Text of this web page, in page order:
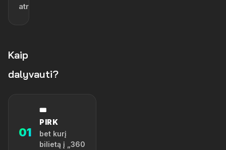
atributika
Kaip
dalyvauti?
01
🎟️
PIRK
bet kurį
bilietą į „360